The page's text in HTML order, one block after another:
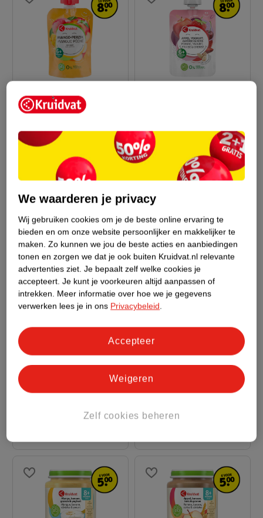
Mango-Perzik Met
Appel Knijpzakje
90g
0.
14
Appel, Yoghurt,
Aardbei & Kers
Knijpzakje
90g
9
Kruidvat 8+M Bio
Perzik, Mango &
09
Kruidvat 6+M Bio
Appel, Aardbei, Kers En
Pruim Knijpzakje
12 x 90g
99
We waarderen je privacy
Wij gebruiken cookies om je de beste online ervaring te
bieden en om onze website persoonlijker en makkelijker te
maken. Zo kunnen we jou de beste acties en aanbiedingen
tonen en zorgen we dat je ook buiten Kruidvat.nl relevante
advertenties ziet. Je bepaalt zelf welke cookies je
accepteert. Je kunt je voorkeuren altijd aanpassen of
intrekken. Meer informatie over hoe we je gegevens
verwerken lees je in ons Privacybeleid.
Zelf cookies beheren
Weigeren
Accepteer